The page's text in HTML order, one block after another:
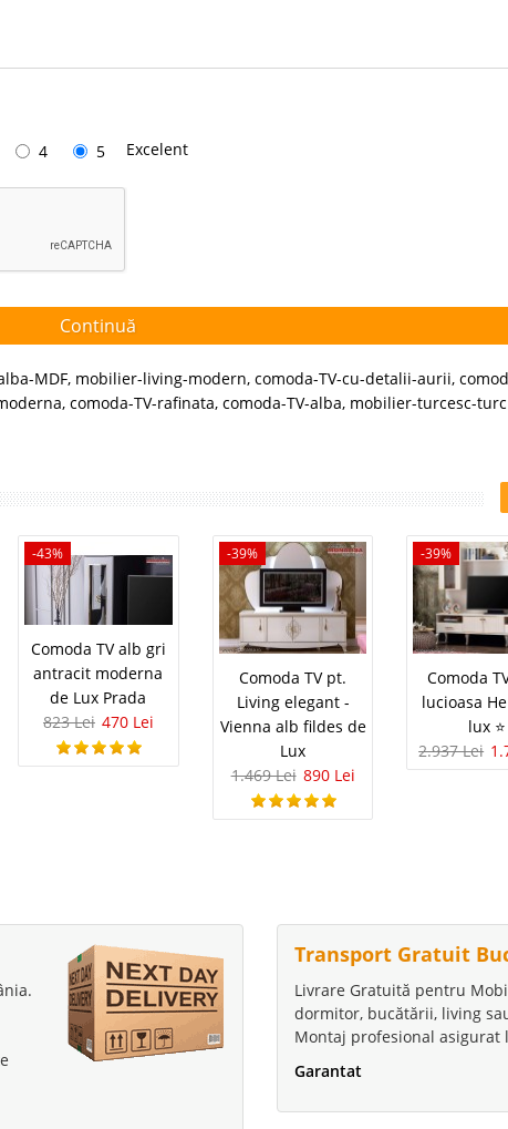
4 5 Excelent
Continuă
MDF, mobilier-living-modern, comoda-TV-cu-detalii-aurii,
, comoda-TV-rafinata, comoda-TV-alba, mobilier-turcesc-
-43%
Comoda TV alb gri
antracit moderna
de Lux Prada
823 Lei 470 Lei
-39%
Comoda TV pt.
Living elegant -
Vienna alb fildes de
Lux
1.469 Lei 890 Lei
-39%
Comoda
lucioasa
lux ⭐
2.937 Lei
Transport Gratuit
Livrare Gratuită pentru
dormitor, bucătării, living
Montaj profesional asigurat
Garantat